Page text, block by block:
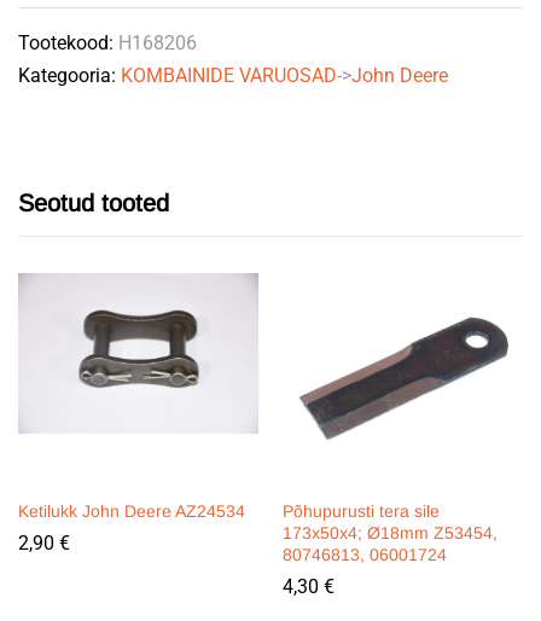
Deere
H168206
quantity
Tootekood: H168206
Kategooria: KOMBAINIDE VARUOSAD->John Deere
Seotud tooted
Ketilukk John Deere AZ24534
2,90 €
Põhupurusti tera sile
173x50x4; Ø18mm Z53454,
80746813, 06001724
4,30 €